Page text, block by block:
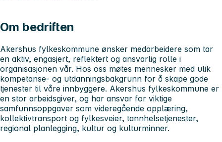
Om bedriften
Akershus fylkeskommune ønsker medarbeidere som tar
en aktiv, engasjert, reflektert og ansvarlig rolle i
organisasjonen vår. Hos oss møtes mennesker med ulik
kompetanse- og utdanningsbakgrunn for å skape gode
tjenester til våre innbyggere. Akershus fylkeskommune er
en stor arbeidsgiver, og har ansvar for viktige
samfunnsoppgaver som videregående opplæring,
kollektivtransport og fylkesveier, tannhelsetjenester,
regional planlegging, kultur og kulturminner.